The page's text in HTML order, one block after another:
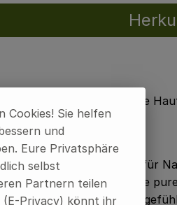
sofort verlieben? Unsere
Fachmesse für
Jojoba-Öl sowie
weiches, glattes
Cookies! Sie helfen
und
Eure Privatsphäre
selbst
Partnern teilen
(E-Privacy) könnt ihr